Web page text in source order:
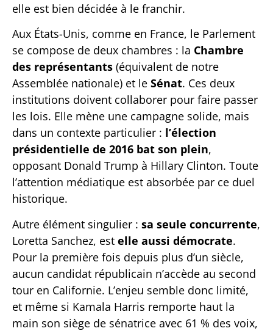
elle est bien décidée à le franchir.
Aux États-Unis, comme en France, le Parlement
se compose de deux chambres : la Chambre
des représentants (équivalent de notre
Assemblée nationale) et le Sénat. Ces deux
institutions doivent collaborer pour faire passer
les lois. Elle mène une campagne solide, mais
dans un contexte particulier : l’élection
présidentielle de 2016 bat son plein,
opposant Donald Trump à Hillary Clinton. Toute
l’attention médiatique est absorbée par ce duel
historique.
Autre élément singulier : sa seule concurrente,
Loretta Sanchez, est elle aussi démocrate.
Pour la première fois depuis plus d’un siècle,
aucun candidat républicain n’accède au second
tour en Californie. L’enjeu semble donc limité,
et même si Kamala Harris remporte haut la
main son siège de sénatrice avec 61 % des voix,